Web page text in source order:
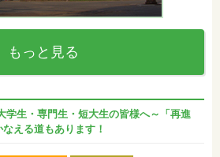
もっと見る
学生・専門生・短大生の皆様へ～「再進
える道もあります！